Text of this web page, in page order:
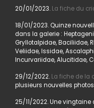
20/01/2023. La fiche du
18/01/2023. Quinze
dans la galerie :
Gryllotalpidae, Baciliidae,
Veliidae, Issidae,
Incurvariidae, Alucitidae,
29/12/2022. La fiche de la
plusieurs nouvelles
25/11/2022. Une